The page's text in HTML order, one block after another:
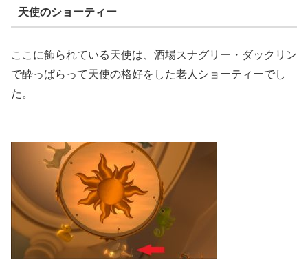
天使のショーティー
ここに飾られている天使は、酒場スナグリー・ダックリン
で酔っぱらって天使の格好をした老人ショーティーでし
た。